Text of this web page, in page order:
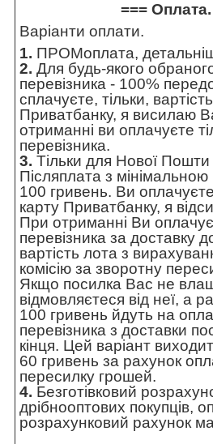
===
Варіанти оплати.
1. ПРОМоплата,
2. Для будь-якого
перевізника - 100%
сплачуєте, тільки,
Приватбанку, я висилаю
отриманні ви оплачуєте
перевізника.
3. Тільки для Нової
Післяплата з
100 гривень. Ви
карту Приватбанку, я
При отриманні Ви
перевізника за доставку
вартість лота з
комісію за зворотну
Якщо посилка Вас не
відмовляєтеся від неї, а
100 гривень йдуть на
перевізника з доставки
кінця. Цей варіант
60 гривень за рахунок
пересилку грошей.
4. Безготівковий
дрібнооптових покупців,
розрахунковий рахунок